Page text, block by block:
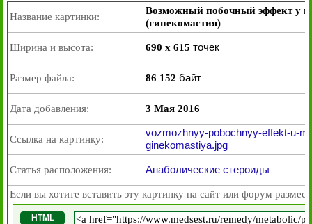
Название картинки:
Возможный побочный эффект у
(гинекомастия)
Ширина и высота: 690 x 615 точек
Размер файла: 86 152 байт
Дата добавления: 3 Мая 2016
Ссылка на картинку:
vozmozhnyy-pobochnyy-effekt-u-
ginekomastiya.jpg
Статья расположения: Анаболические стероиды
Если вы хотите вставить эту картинку на сайт или форум
HTML